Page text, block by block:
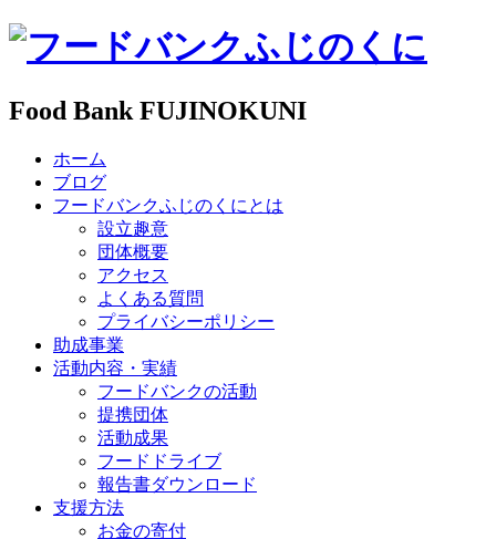
Food Bank FUJINOKUNI
ホーム
ブログ
フードバンクふじのくにとは
設立趣意
団体概要
アクセス
よくある質問
プライバシーポリシー
助成事業
活動内容・実績
フードバンクの活動
提携団体
活動成果
フードドライブ
報告書ダウンロード
支援方法
お金の寄付